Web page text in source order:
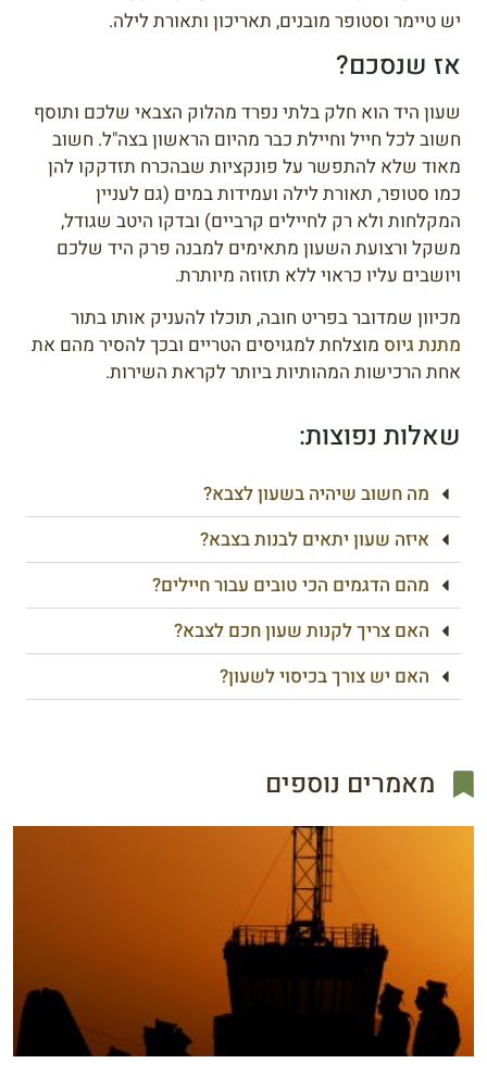
יש טיימר וסטופר מובנים, תאריכון ותאורת לילה.
אז שנסכם?
שעון היד הוא חלק בלתי נפרד מהלוק הצבאי שלכם ותוסף
חשוב לכל חייל וחיילת כבר מהיום הראשון בצה"ל. חשוב
מאוד שלא להתפשר על פונקציות שבהכרח תזדקקו להן
כמו סטופר, תאורת לילה ועמידות במים (גם לעניין
המקלחות ולא רק לחיילים קרביים) ובדקו היטב שגודל,
משקל ורצועת השעון מתאימים למבנה פרק היד שלכם
ויושבים עליו כראוי ללא תזוזה מיותרת.
מכיוון שמדובר בפריט חובה, תוכלו להעניק אותו בתור
מתנת גיוס מוצלחת למגויסים הטריים ובכך להסיר מהם את
אחת הרכישות המהותיות ביותר לקראת השירות.
שאלות נפוצות:
מה חשוב שיהיה בשעון לצבא?
איזה שעון יתאים לבנות בצבא?
מהם הדגמים הכי טובים עבור חיילים?
האם צריך לקנות שעון חכם לצבא?
האם יש צורך בכיסוי לשעון?
מאמרים נוספים